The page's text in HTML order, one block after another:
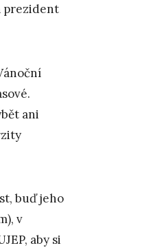
prezident
ani
buď jeho
v
aby si